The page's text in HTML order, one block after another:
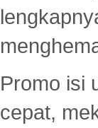
Promo isi
cepat,